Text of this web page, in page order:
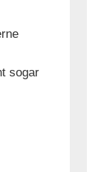
sogar